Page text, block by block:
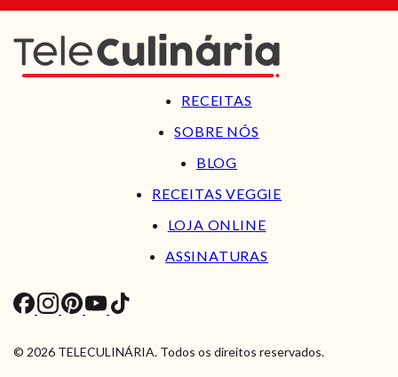
RECEITAS
SOBRE NÓS
BLOG
RECEITAS VEGGIE
LOJA ONLINE
ASSINATURAS
© 2026 TELECULINÁRIA. Todos os direitos reservados.